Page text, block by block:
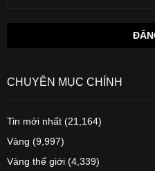
CHUYÊN MỤC CHÍNH
Tin mới nhất (21,164)
Vàng (9,997)
Vàng thế giới (4,339)